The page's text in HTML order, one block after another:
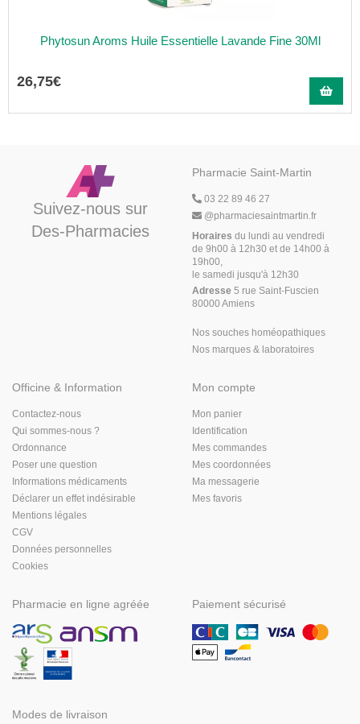
Phytosun Aroms Huile Essentielle Lavande Fine 30Ml
26,75€
Suivez-nous sur
Des-Pharmacies
Pharmacie Saint-Martin
03 22 89 46 27
@pharmaciesaintmartin.fr
Horaires du lundi au vendredi
de 9h00 à 12h30 et de 14h00 à
19h00,
le samedi jusqu'à 12h30
Adresse 5 rue Saint-Fuscien
80000 Amiens
Nos souches homéopathiques
Nos marques & laboratoires
Officine & Information
Contactez-nous
Qui sommes-nous ?
Ordonnance
Poser une question
Informations médicaments
Déclarer un effet indésirable
Mentions légales
CGV
Données personnelles
Cookies
Mon compte
Mon panier
Identification
Mes commandes
Mes coordonnées
Ma messagerie
Mes favoris
Pharmacie en ligne agréée Paiement sécurisé
Modes de livraison